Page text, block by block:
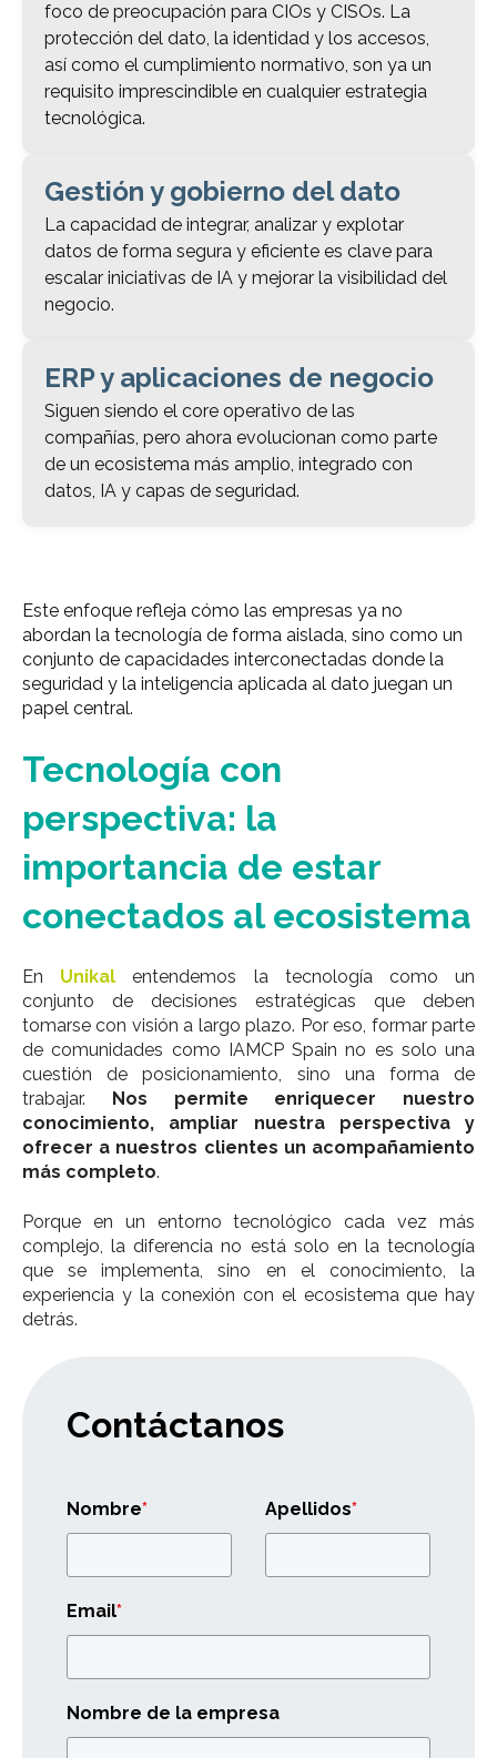
foco de preocupación para CIOs y CISOs. La
protección del dato, la identidad y los accesos,
así como el cumplimiento normativo, son ya un
requisito imprescindible en cualquier estrategia
tecnológica.
Gestión y gobierno del dato
La capacidad de integrar, analizar y explotar
datos de forma segura y eficiente es clave para
escalar iniciativas de IA y mejorar la visibilidad del
negocio.
ERP y aplicaciones de negocio
Siguen siendo el core operativo de las
compañías, pero ahora evolucionan como parte
de un ecosistema más amplio, integrado con
datos, IA y capas de seguridad.
Este enfoque refleja cómo las empresas ya no
abordan la tecnología de forma aislada, sino como un
conjunto de capacidades interconectadas donde la
seguridad y la inteligencia aplicada al dato juegan un
papel central.
Tecnología con
perspectiva: la
importancia de estar
conectados al ecosistema
En Unikal entendemos la tecnología como un
conjunto de decisiones estratégicas que deben
tomarse con visión a largo plazo. Por eso, formar parte
de comunidades como IAMCP Spain no es solo una
cuestión de posicionamiento, sino una forma de
trabajar.
Nos permite enriquecer nuestro
conocimiento, ampliar nuestra perspectiva y
ofrecer a nuestros clientes un acompañamiento
más completo.
Porque en un entorno tecnológico cada vez más
complejo, la diferencia no está solo en la tecnología
que se implementa, sino en el conocimiento, la
experiencia y la conexión con el ecosistema que hay
detrás.
Contáctanos
Nombre* Apellidos*
Email*
Nombre de la empresa